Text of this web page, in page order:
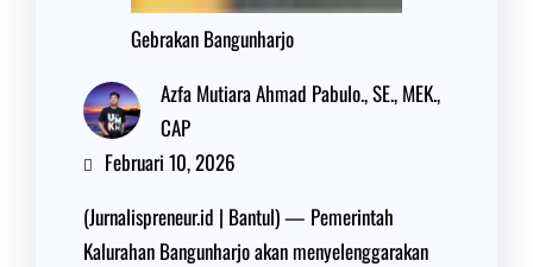
Gebrakan Bangunharjo
Azfa Mutiara Ahmad Pabulo., SE., MEK.,
CAP
Februari 10, 2026
(Jurnalispreneur.id | Bantul) — Pemerintah
Kalurahan Bangunharjo akan menyelenggarakan